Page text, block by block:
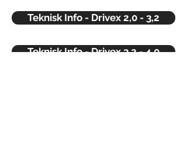
Teknisk Info - Drivex 2,0 - 3,2
Teknisk Info - Drivex 3,2 - 4,0